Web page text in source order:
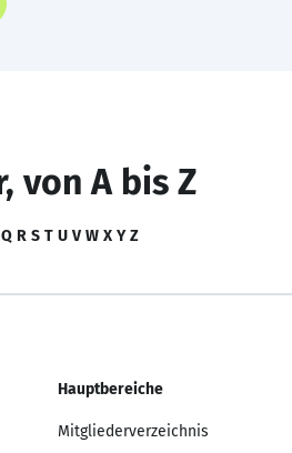
von A bis Z
Q R S T U V W X Y Z
Hauptbereiche
Mitgliederverzeichnis